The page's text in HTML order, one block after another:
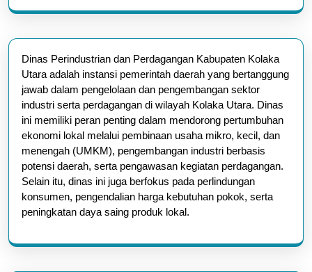
Dinas Perindustrian dan Perdagangan Kabupaten Kolaka
Utara adalah instansi pemerintah daerah yang bertanggung
jawab dalam pengelolaan dan pengembangan sektor
industri serta perdagangan di wilayah Kolaka Utara. Dinas
ini memiliki peran penting dalam mendorong pertumbuhan
ekonomi lokal melalui pembinaan usaha mikro, kecil, dan
menengah (UMKM), pengembangan industri berbasis
potensi daerah, serta pengawasan kegiatan perdagangan.
Selain itu, dinas ini juga berfokus pada perlindungan
konsumen, pengendalian harga kebutuhan pokok, serta
peningkatan daya saing produk lokal.